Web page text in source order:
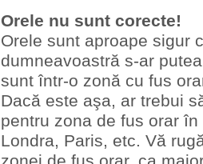
Orele nu sunt corecte!
Orele sunt aproape sigur
dumneavoastră s-ar
sunt într-o zonă cu fus
Dacă este aşa, ar trebui
pentru zona de fus orar
Londra, Paris, etc. Vă